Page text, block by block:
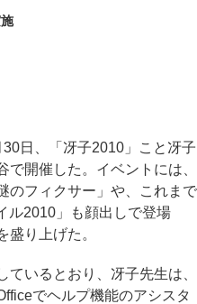
日、「冴子2010」こと冴子
開催した。イベントには、
のフィクサー」や、これまで
ル2010」も顔出しで登場
盛り上げた。
いるとおり、冴子先生は、
でヘルプ機能のアシスタ